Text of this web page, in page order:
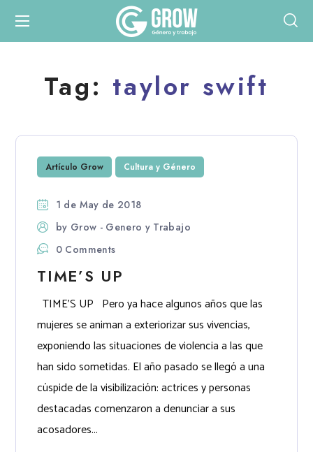
Tag: taylor swift
Artículo Grow Cultura y Género
1 de May de 2018
by Grow - Genero y Trabajo
0 Comments
TIME’S UP
TIME’S UP Pero ya hace algunos años que las
mujeres se animan a exteriorizar sus vivencias,
exponiendo las situaciones de violencia a las que
han sido sometidas. El año pasado se llegó a una
cúspide de la visibilización: actrices y personas
destacadas comenzaron a denunciar a sus
acosadores...